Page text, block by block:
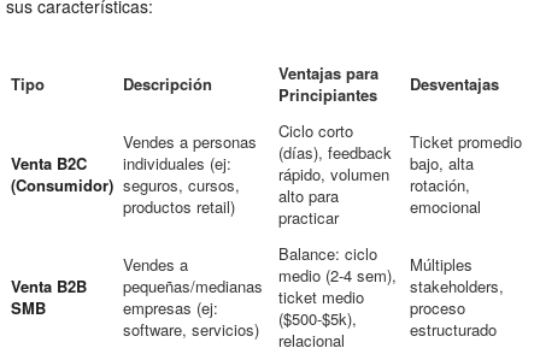
sus características:
Tipo Descripción
Ventajas para
Principiantes
Desventajas
Venta B2C
(Consumidor)
Vendes a personas
individuales (ej:
seguros, cursos,
productos retail)
Ciclo corto
(días), feedback
rápido, volumen
alto para
practicar
Ticket promedio
bajo, alta
rotación,
emocional
Venta B2B
SMB
Vendes a
pequeñas/medianas
empresas (ej:
software, servicios)
Balance: ciclo
medio (2-4 sem),
ticket medio
($500-$5k),
relacional
Múltiples
stakeholders,
proceso
estructurado